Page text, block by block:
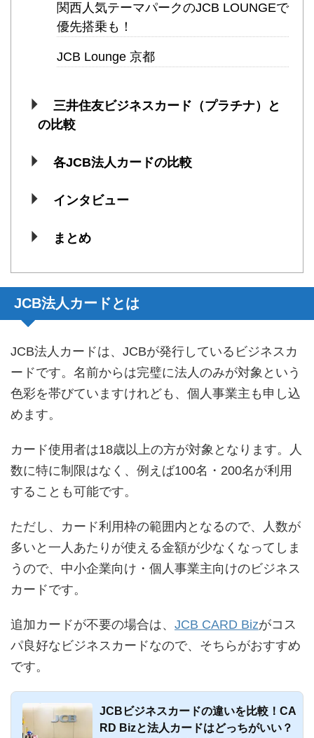
関西人気テーマパークのJCB LOUNGEで
優先搭乗も！
JCB Lounge 京都
三井住友ビジネスカード（プラチナ）と
の比較
各JCB法人カードの比較
インタビュー
まとめ
JCB法人カードとは
JCB法人カードは、JCBが発行しているビジネスカ
ードです。名前からは完璧に法人のみが対象という
色彩を帯びていますけれども、個人事業主も申し込
めます。
カード使用者は18歳以上の方が対象となります。人
数に特に制限はなく、例えば100名・200名が利用
することも可能です。
ただし、カード利用枠の範囲内となるので、人数が
多いと一人あたりが使える金額が少なくなってしま
うので、中小企業向け・個人事業主向けのビジネス
カードです。
追加カードが不要の場合は、 JCB CARD Bizがコス
パ良好なビジネスカードなので、そちらがおすすめ
です。
JCBビジネスカードの違いを比較！CA
RD Bizと法人カードはどっちがいい？